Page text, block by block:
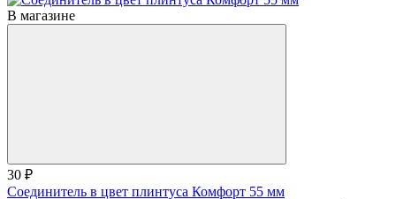
В магазине
30 ₽
Соединитель в цвет плинтуса Комфорт 55 мм